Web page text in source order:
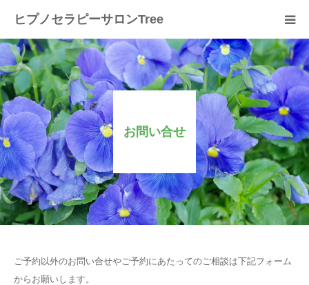
ヒプノセラピーサロンTree
お問い合せ
ご予約以外のお問い合せやご予約にあたってのご相談は下記フォーム
からお願いします。
ホーム
サロンについて
セラピスト紹介
セラピーの流れ
メニュー
料金